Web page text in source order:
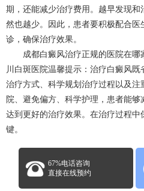
期，还能减少治疗费用。越早发现和
然也越少。因此，患者要积极配合医
诊，确保治疗效果。
成都白癜风治疗正规的医院在哪
川白斑医院温馨提示：治疗白癜风
治疗方式、科学规划治疗过程以及注
院、避免偏方、科学护理，患者能够
达到更好的治疗效果。在治疗过程
键。
67%电话咨询
直接在线预约